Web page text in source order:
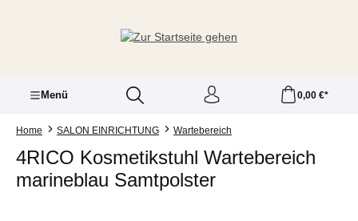
Menü 0,00 €*
Home SALON EINRICHTUNG Wartebereich
4RICO Kosmetikstuhl Wartebereich
marineblau Samtpolster